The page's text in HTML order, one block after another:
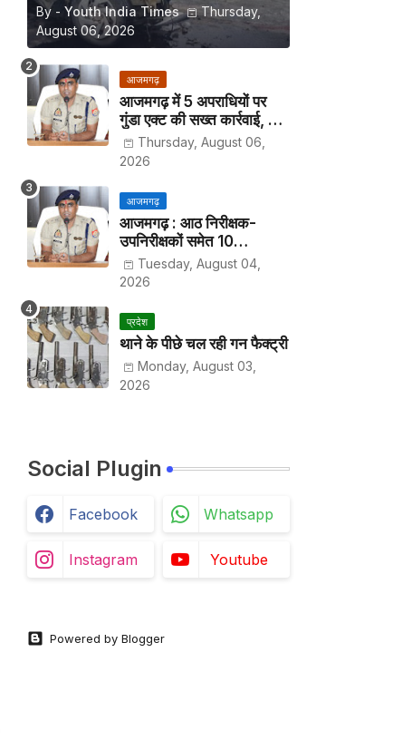
By - Youth India Times
Thursday,
August 06, 2026
आजमगढ़
आजमगढ़ में 5 अपराधियों पर
गुंडा एक्ट की सख्त कार्रवाई, अब
हर पखवाड़े थाने में लगानी होगी
हाजिरी
Thursday, August 06,
2026
आजमगढ़
आजमगढ़ : आठ निरीक्षक-
उपनिरीक्षकों समेत 10
अधिकारियों के तबादले
Tuesday, August 04,
2026
प्रदेश
थाने के पीछे चल रही गन फैक्ट्री
Monday, August 03,
2026
Social Plugin
Facebook Whatsapp
Instagram Youtube
Powered by Blogger